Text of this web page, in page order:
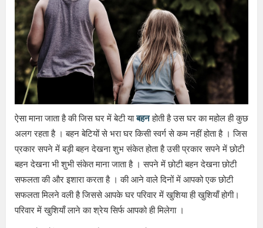
ऐसा माना जाता है की जिस घर में बेटी याबहनहोती है उस घर का महोल ही कुछ
अलग रहता है । बहन बेटियों से भरा घर किसी स्वर्ग से कम नहीं होता है । जिस
प्रकार सपने में बड़ी बहन देखना शुभ संकेत होता है उसी प्रकार सपने में छोटी
बहन देखना भी शुभी संकेत माना जाता है । सपने में छोटी बहन देखना छोटी
सफलता की और इशारा करता है । की आने वाले दिनों में आपको एक छोटी
सफलता मिलने वली है जिससे आपके घर परिवार में खुशिया ही खुशियाँ होगी।
परिवार में खुशियाँ लाने का श्रेय सिर्फ आपको ही मिलेगा ।